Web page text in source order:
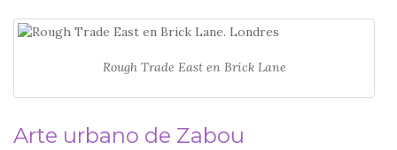
Rough Trade East en Brick Lane
Arte urbano de Zabou